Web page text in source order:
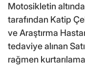
Motosikletin
tarafından Katip
ve Araştırma
tedaviye alınan
rağmen